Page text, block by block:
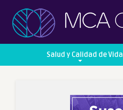
Salud y Calidad de Vida